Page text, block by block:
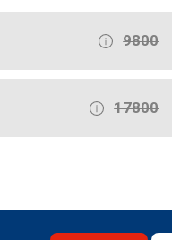
9800
17800